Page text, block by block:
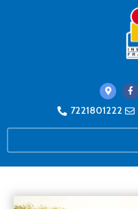
7221801222